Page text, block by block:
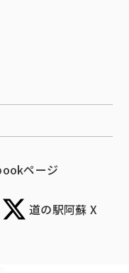
ページ
道の駅阿蘇 X